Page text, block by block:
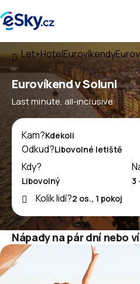
Let+HotelEurovíkendy
Eurovíkend v Soluni
Last minute, all-inclusive
Kam?
Odkud?
Kdy?
Kolik lidí?
Nápady na pár dní nebo